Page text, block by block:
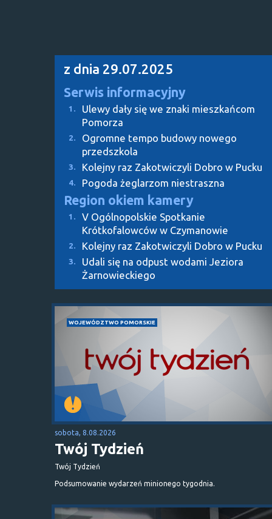
z dnia 29.07.2025
Serwis informacyjny
1.
Ulewy dały się we znaki mieszkańcom
Pomorza
2.
Ogromne tempo budowy nowego
przedszkola
3. Kolejny raz Zakotwiczyli Dobro w Pucku
4. Pogoda żeglarzom niestraszna
Region okiem kamery
1.
V Ogólnopolskie Spotkanie
Krótkofalowców w Czymanowie
2. Kolejny raz Zakotwiczyli Dobro w Pucku
3.
Udali się na odpust wodami Jeziora
Żarnowieckiego
WOJEWÓDZTWO POMORSKIE
sobota, 8.08.2026
Twój Tydzień
Twój Tydzień
Podsumowanie wydarzeń minionego tygodnia.